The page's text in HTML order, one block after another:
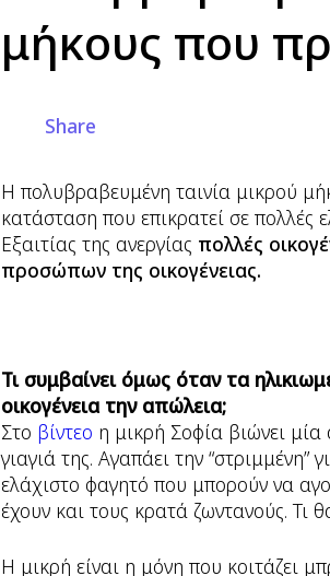
μήκους που
Share
Η πολυβραβευμένη ταινία μικρού
κατάσταση που επικρατεί σε πολλές
Εξαιτίας της ανεργίας πολλές
προσώπων της οικογένειας.
Τι συμβαίνει όμως όταν τα
οικογένεια την απώλεια;
Στο βίντεο η μικρή Σοφία βιώνει
γιαγιά της. Αγαπάει την “στριμμένη”
ελάχιστο φαγητό που μπορούν να
έχουν και τους κρατά ζωντανούς. Τι
Η μικρή είναι η μόνη που κοιτάζει